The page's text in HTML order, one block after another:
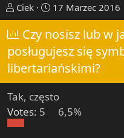
T
h
r
a
d
s
t
a
r
Ciek
R
o
z
p
o
c
z
ę
17 Marzec 2016
Czy nosisz lub w
posługujesz się
libertariańskimi?
Tak, często
Votes: 5 6,5%